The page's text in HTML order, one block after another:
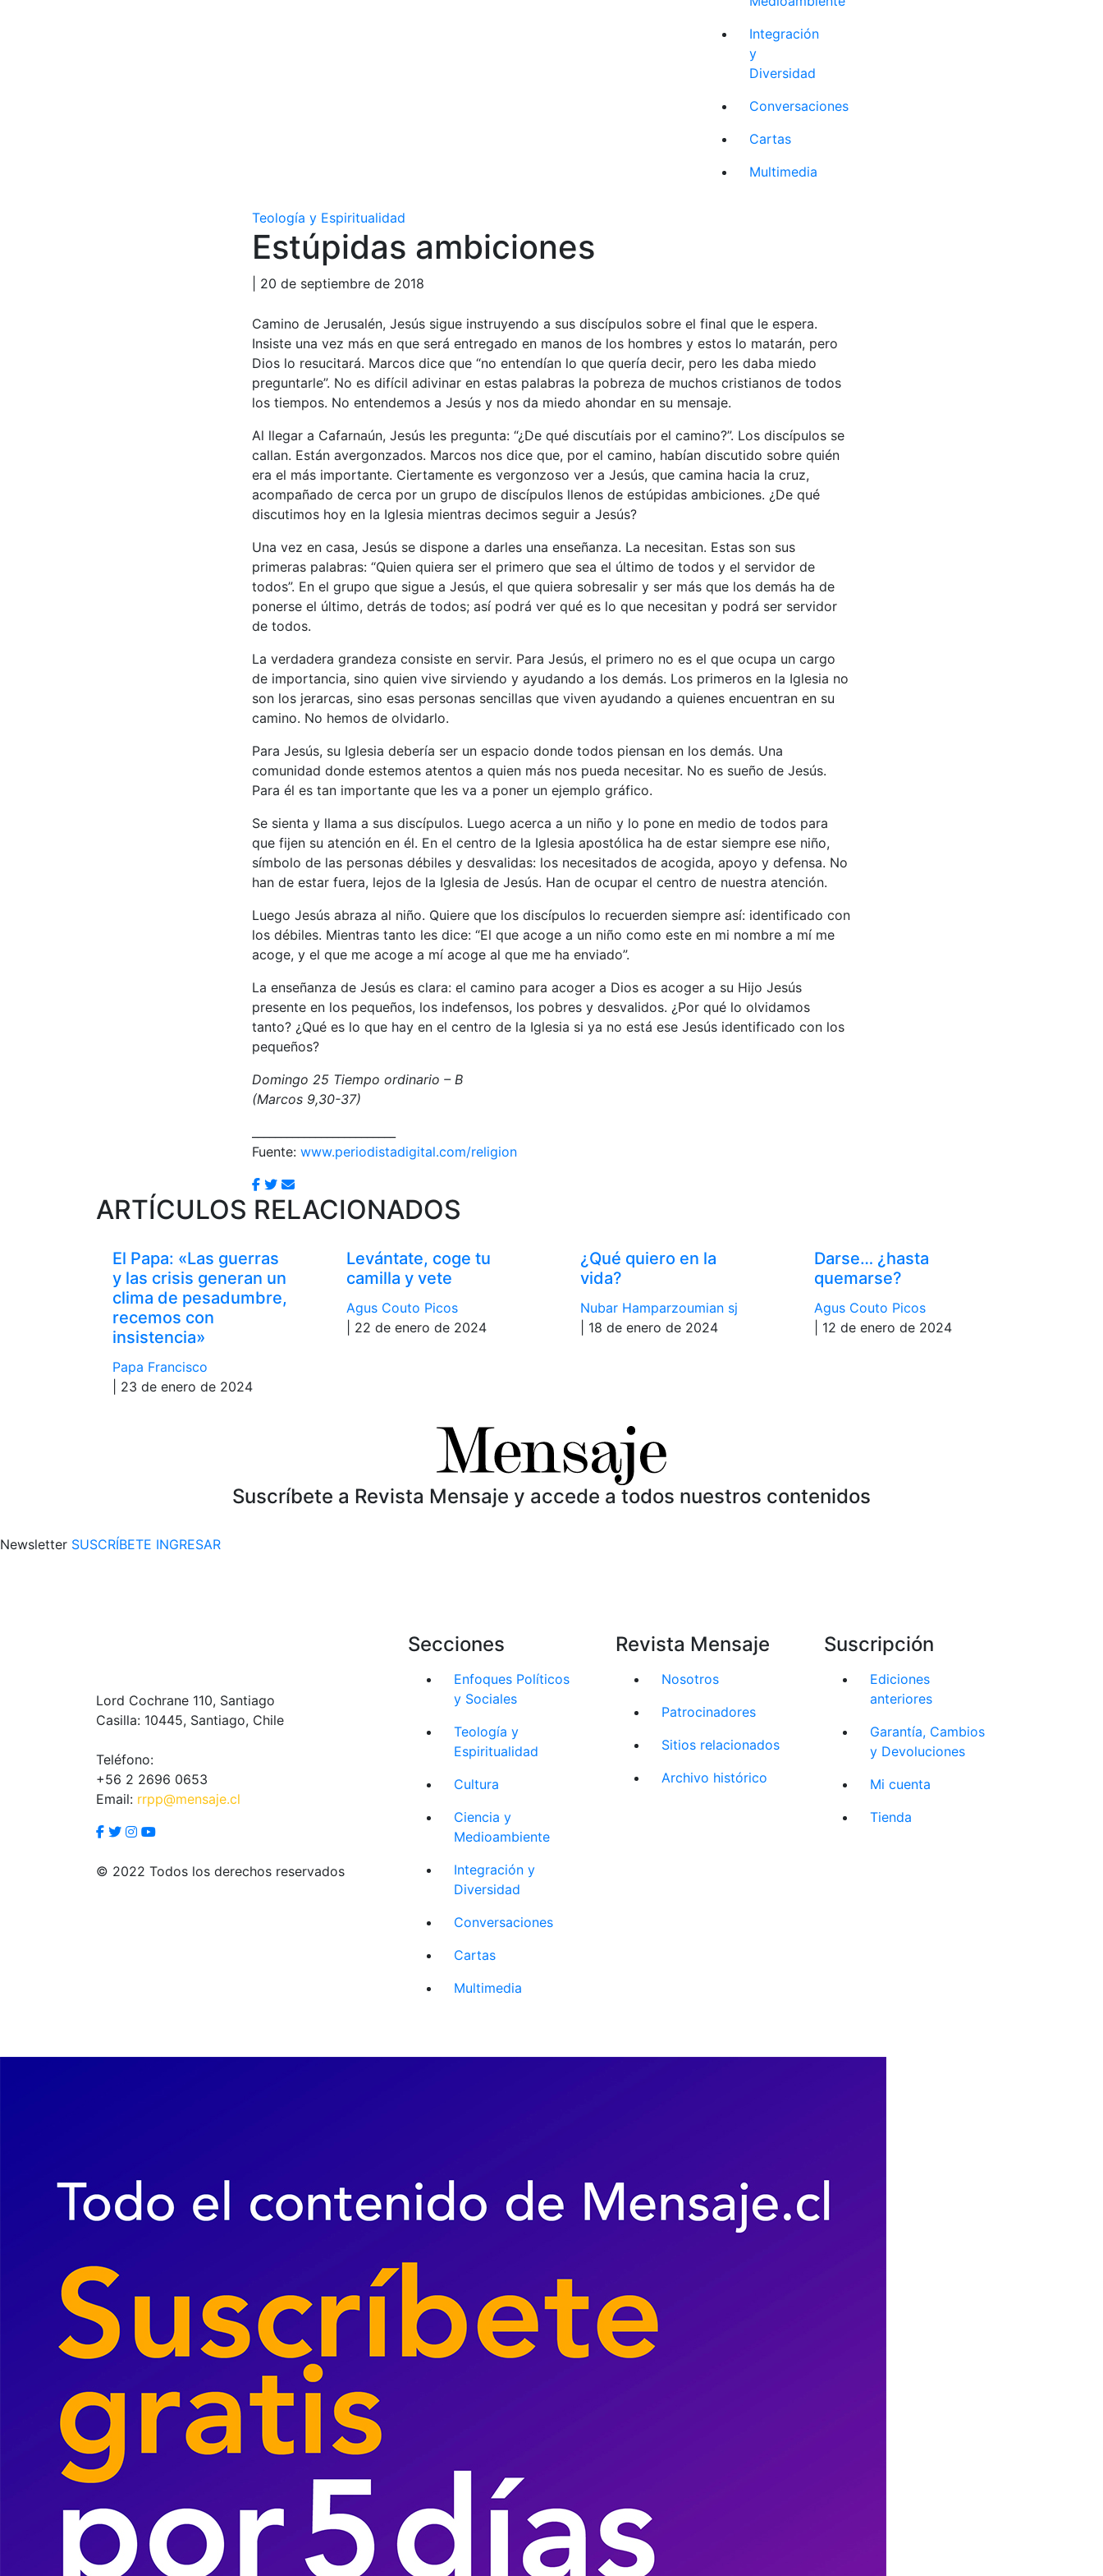
Integración
y
Diversidad
Conversaciones
Cartas
Multimedia
Teología y Espiritualidad
Estúpidas ambiciones
| 20 de septiembre de 2018
Camino de Jerusalén, Jesús sigue instruyendo a sus discípulos sobre el final que le espera.
Insiste una vez más en que será entregado en manos de los hombres y estos lo matarán, pero
Dios lo resucitará. Marcos dice que “no entendían lo que quería decir, pero les daba miedo
preguntarle”. No es difícil adivinar en estas palabras la pobreza de muchos cristianos de todos
los tiempos. No entendemos a Jesús y nos da miedo ahondar en su mensaje.
Al llegar a Cafarnaún, Jesús les pregunta: “¿De qué discutíais por el camino?”. Los discípulos se
callan. Están avergonzados. Marcos nos dice que, por el camino, habían discutido sobre quién
era el más importante. Ciertamente es vergonzoso ver a Jesús, que camina hacia la cruz,
acompañado de cerca por un grupo de discípulos llenos de estúpidas ambiciones. ¿De qué
discutimos hoy en la Iglesia mientras decimos seguir a Jesús?
Una vez en casa, Jesús se dispone a darles una enseñanza. La necesitan. Estas son sus
primeras palabras: “Quien quiera ser el primero que sea el último de todos y el servidor de
todos”. En el grupo que sigue a Jesús, el que quiera sobresalir y ser más que los demás ha de
ponerse el último, detrás de todos; así podrá ver qué es lo que necesitan y podrá ser servidor
de todos.
La verdadera grandeza consiste en servir. Para Jesús, el primero no es el que ocupa un cargo
de importancia, sino quien vive sirviendo y ayudando a los demás. Los primeros en la Iglesia no
son los jerarcas, sino esas personas sencillas que viven ayudando a quienes encuentran en su
camino. No hemos de olvidarlo.
Para Jesús, su Iglesia debería ser un espacio donde todos piensan en los demás. Una
comunidad donde estemos atentos a quien más nos pueda necesitar. No es sueño de Jesús.
Para él es tan importante que les va a poner un ejemplo gráfico.
Se sienta y llama a sus discípulos. Luego acerca a un niño y lo pone en medio de todos para
que fijen su atención en él. En el centro de la Iglesia apostólica ha de estar siempre ese niño,
símbolo de las personas débiles y desvalidas: los necesitados de acogida, apoyo y defensa. No
han de estar fuera, lejos de la Iglesia de Jesús. Han de ocupar el centro de nuestra atención.
Luego Jesús abraza al niño. Quiere que los discípulos lo recuerden siempre así: identificado con
los débiles. Mientras tanto les dice: “El que acoge a un niño como este en mi nombre a mí me
acoge, y el que me acoge a mí acoge al que me ha enviado”.
La enseñanza de Jesús es clara: el camino para acoger a Dios es acoger a su Hijo Jesús
presente en los pequeños, los indefensos, los pobres y desvalidos. ¿Por qué lo olvidamos
tanto? ¿Qué es lo que hay en el centro de la Iglesia si ya no está ese Jesús identificado con los
pequeños?
Domingo 25 Tiempo ordinario – B
(Marcos 9,30-37)
Fuente: www.periodistadigital.com/religion
ARTÍCULOS RELACIONADOS
El Papa: «Las guerras
y las crisis generan un
clima de pesadumbre,
recemos con
insistencia»
Papa Francisco
| 23 de enero de 2024
Levántate, coge tu
camilla y vete
Agus Couto Picos
| 22 de enero de 2024
¿Qué quiero en la
vida?
Nubar Hamparzoumian sj
| 18 de enero de 2024
Darse… ¿hasta
quemarse?
Agus Couto Picos
| 12 de enero de 2024
Suscríbete a Revista Mensaje y accede a todos nuestros contenidos
Newsletter SUSCRÍBETE INGRESAR
Lord Cochrane 110, Santiago
Casilla: 10445, Santiago, Chile
Teléfono:
+56 2 2696 0653
Email: rrpp@mensaje.cl
© 2022 Todos los derechos reservados
Secciones
Enfoques Políticos
y Sociales
Teología y
Espiritualidad
Cultura
Ciencia y
Medioambiente
Integración y
Diversidad
Conversaciones
Cartas
Multimedia
Revista Mensaje
Nosotros
Patrocinadores
Sitios relacionados
Archivo histórico
Suscripción
Ediciones
anteriores
Garantía, Cambios
y Devoluciones
Mi cuenta
Tienda